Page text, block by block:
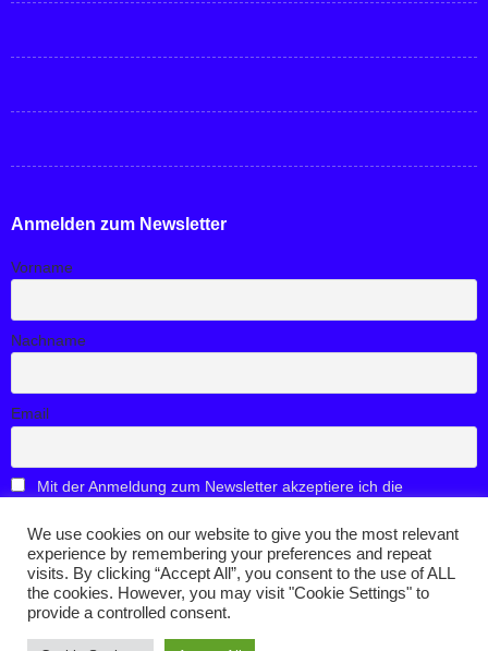
Anmelden zum Newsletter
Vorname
Nachname
Email
Mit der Anmeldung zum Newsletter akzeptiere ich die
We use cookies on our website to give you the most relevant
experience by remembering your preferences and repeat
visits. By clicking “Accept All”, you consent to the use of ALL
the cookies. However, you may visit "Cookie Settings" to
provide a controlled consent.